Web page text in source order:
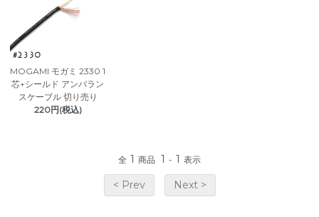
MOGAMI モガミ 2330 1
芯+シールド アンバラン
スケーブル 切り売り
220円(税込)
全 1 商品 1 - 1 表示
< Prev Next >